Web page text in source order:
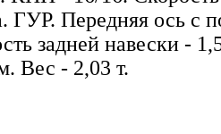
ГУР. Передняя ось с
задней навески -
Вес - 2,03 т.